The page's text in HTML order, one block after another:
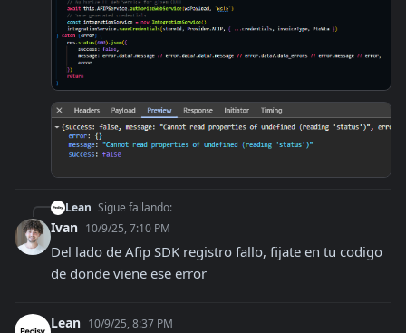
Lean Sigue fallando:
Ivan 10/9/25, 7:10 PM
Del lado de Afip SDK registro fallo, fijate en tu codigo
de donde viene ese error
Lean 10/9/25, 8:37 PM